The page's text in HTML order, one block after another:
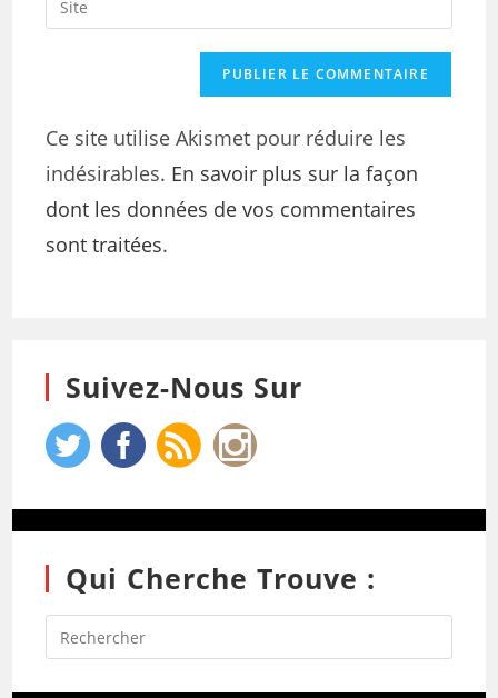
Ce site utilise Akismet pour réduire les
indésirables. En savoir plus sur la façon
dont les données de vos commentaires
sont traitées.
Suivez-Nous Sur
Qui Cherche Trouve :